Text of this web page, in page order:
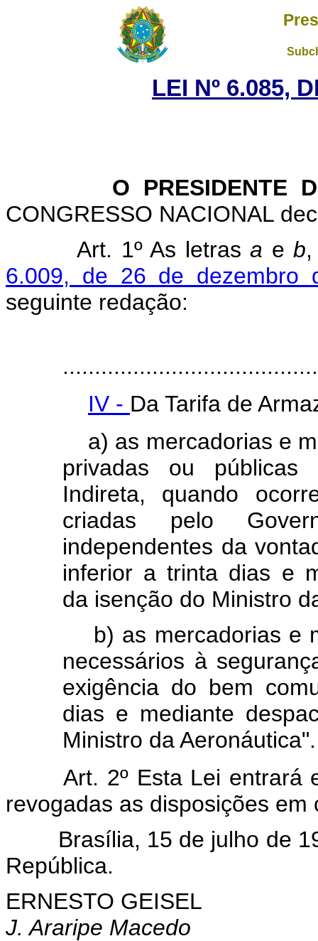
LEI Nº 6.085,
O PRESIDENTE
CONGRESSO NACIONAL
Art. 1º As letras a e b
6.009, de 26 de dezembro
seguinte redação:
IV - Da Tarifa de
a) as mercadorias e
privadas ou públicas
Indireta, quando
criadas pelo
independentes da
inferior a trinta dias e
da isenção do Ministro
b) as mercadorias e
necessários à
exigência do bem
dias e mediante
Ministro da Aeronáutica".
Art. 2º Esta Lei entrará
revogadas as disposições em
Brasília, 15 de julho de
República.
ERNESTO GEISEL
J. Araripe Macedo